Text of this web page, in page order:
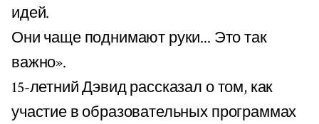
идей.
Они чаще поднимают руки... Это так
важно».
15-летний Дэвид рассказал о том, как
участие в образовательных программах